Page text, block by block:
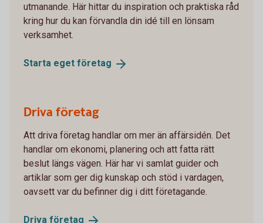
utmanande. Här hittar du inspiration och praktiska råd
kring hur du kan förvandla din idé till en lönsam
verksamhet.
Starta eget företag
Driva företag
Att driva företag handlar om mer än affärsidén. Det
handlar om ekonomi, planering och att fatta rätt
beslut längs vägen. Här har vi samlat guider och
artiklar som ger dig kunskap och stöd i vardagen,
oavsett var du befinner dig i ditt företagande.
Driva företag